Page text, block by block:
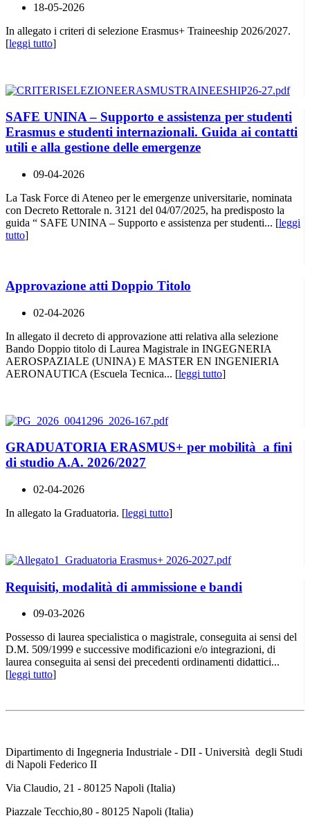
18-05-2026
In allegato i criteri di selezione Erasmus+ Traineeship 2026/2027.
[leggi tutto]
SAFE UNINA – Supporto e assistenza per studenti
Erasmus e studenti internazionali. Guida ai contatti
utili e alla gestione delle emergenze
09-04-2026
La Task Force di Ateneo per le emergenze universitarie, nominata
con Decreto Rettorale n. 3121 del 04/07/2025, ha predisposto la
guida “ SAFE UNINA – Supporto e assistenza per studenti... [leggi
tutto]
Approvazione atti Doppio Titolo
02-04-2026
In allegato il decreto di approvazione atti relativa alla selezione
Bando Doppio titolo di Laurea Magistrale in INGEGNERIA
AEROSPAZIALE (UNINA) E MASTER EN INGENIERIA
AERONAUTICA (Escuela Tecnica... [leggi tutto]
GRADUATORIA ERASMUS+ per mobilità a fini
di studio A.A. 2026/2027
02-04-2026
In allegato la Graduatoria. [leggi tutto]
Requisiti, modalità di ammissione e bandi
09-03-2026
Possesso di laurea specialistica o magistrale, conseguita ai sensi del
D.M. 509/1999 e successive modificazioni e/o integrazioni, di
laurea conseguita ai sensi dei precedenti ordinamenti didattici...
[leggi tutto]
Dipartimento di Ingegneria Industriale - DII - Università degli Studi
di Napoli Federico II
Via Claudio, 21 - 80125 Napoli (Italia)
Piazzale Tecchio,80 - 80125 Napoli (Italia)